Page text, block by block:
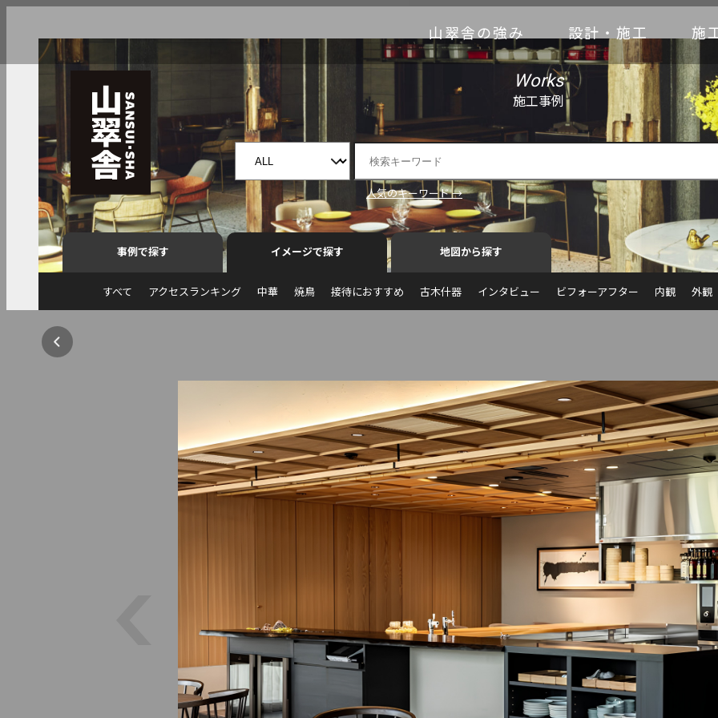
山翠舎の強み 設計・施工 施
Works
施工事例
人気のキーワード →
事例で探す イメージで探す 地図から探す
すべて アクセスランキング 中華 焼鳥 接待におすすめ 古木什器 インタビュー ビフォーアフター 内観 外観